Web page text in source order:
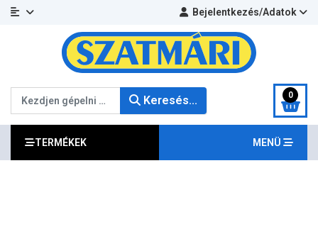
Bejelentkezés/Adatok
Keresés... 0
TERMÉKEK MENÜ